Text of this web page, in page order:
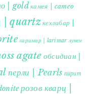
| gold камея | cameo
| quartzкехлибар |
ларимар | larimar лунен
agate обсидиан |
перли | Pearls пирит |
розов кварц |